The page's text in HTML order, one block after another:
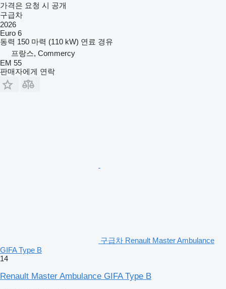
가격은 요청 시 공개
구급차
2026
Euro 6
동력 150 마력 (110 kW) 연료 경유
프랑스, Commercy
EM 55
판매자에게 연락
구급차 Renault Master Ambulance
GIFA Type B
14
Renault Master Ambulance GIFA Type B